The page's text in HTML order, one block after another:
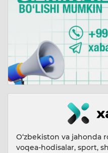
O‘zbekiston va jahonda
voqea-hodisalar, sport,